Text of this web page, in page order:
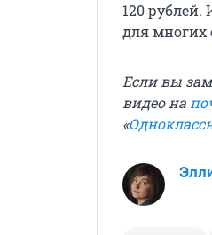
120 рублей.
для многих
Если вы
видео на
«